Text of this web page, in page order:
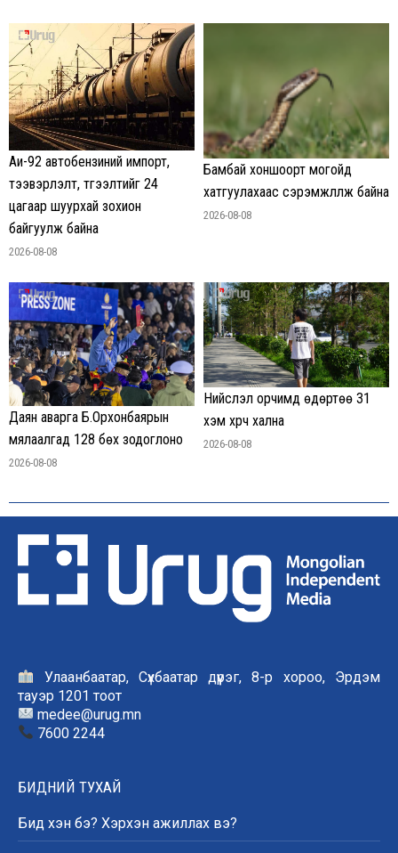
Аи-92 автобензиний импорт,
тээвэрлэлт, түгээлтийг 24
цагаар шуурхай зохион
байгуулж байна
2026-08-08
Бамбай хоншоорт могойд
хатгуулахаас сэрэмжлүүлж байна
2026-08-08
Даян аварга Б.Орхонбаярын
мялаалгад 128 бөх зодоглоно
2026-08-08
Нийслэл орчимд өдөртөө 31
хэм хүрч хална
2026-08-08
Улаанбаатар, Сүхбаатар дүүрэг, 8-р хороо, Эрдэм
тауэр 1201 тоот
medee@urug.mn
7600 2244
БИДНИЙ ТУХАЙ
Бид хэн бэ? Хэрхэн ажиллах вэ?